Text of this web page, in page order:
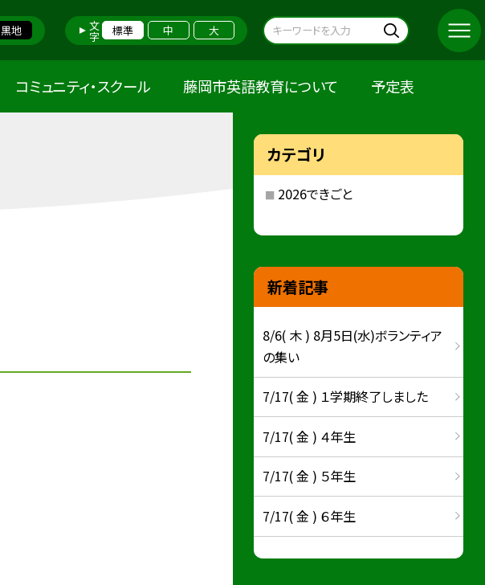
黒地 文字 標準 中 大
コミュニティ・スクール 藤岡市英語教育について 予定表
カテゴリ
2026できごと
新着記事
8/6( 木 ) 8月5日(水)ボランティア
の集い
7/17( 金 ) １学期終了しました
7/17( 金 ) ４年生
7/17( 金 ) ５年生
7/17( 金 ) ６年生